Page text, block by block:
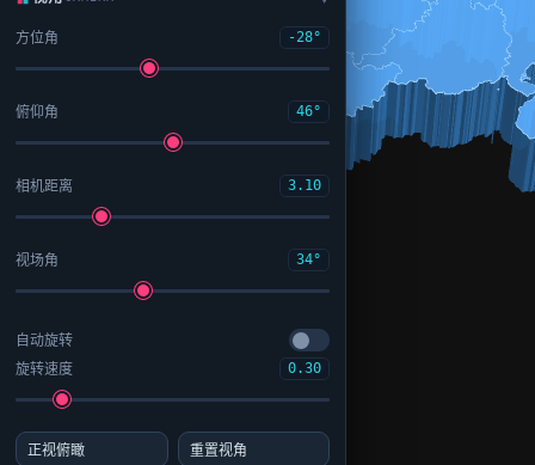
方位角 -28°
俯仰角 46°
相机距离 3.10
视场角 34°
自动旋转
旋转速度
0.30
正视俯瞰 重置视角